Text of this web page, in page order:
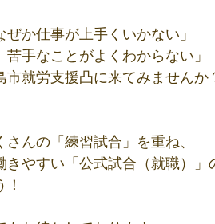
ぜか仕事が上手くいかない」
苦手なことがよくわからない」
市就労支援凸に来てみませんか
んの「練習試合」を重ね、
きやすい「公式試合（就職）」